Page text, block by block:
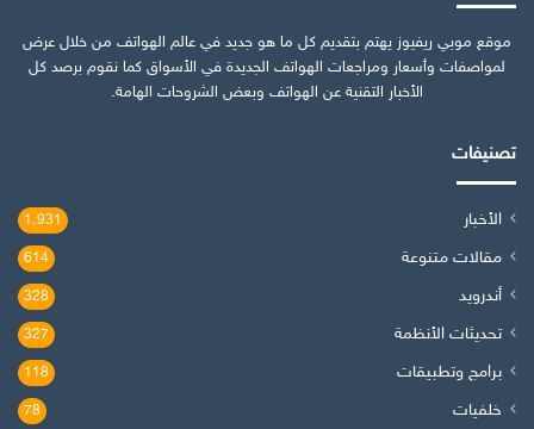
موقع موبي ريفيوز يهتم بتقديم كل ما هو جديد في عالم الهواتف من خلال عرض
لمواصفات وأسعار ومراجعات الهواتف الجديدة في الأسواق كما نقوم برصد كل
الأخبار التقنية عن الهواتف وبعض الشروحات الهامة.
تصنيفات
الأخبار 1٬931
مقالات متنوعة 614
أندرويد 328
تحديثات الأنظمة 327
برامج وتطبيقات 118
خلفيات 78